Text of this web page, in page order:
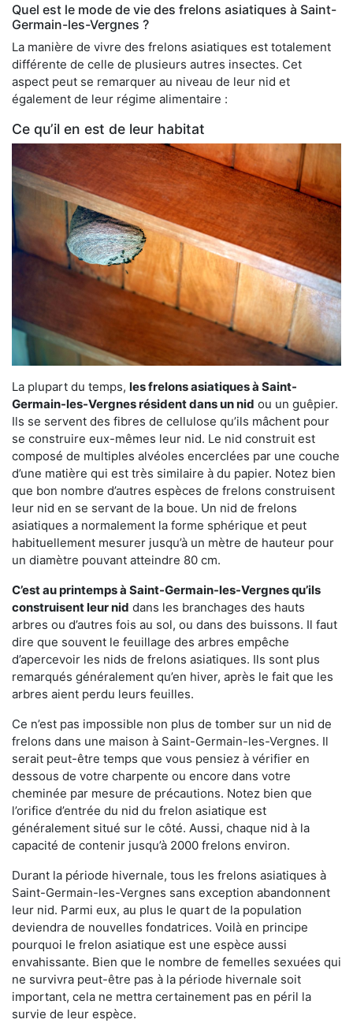
Quel est le mode de vie des frelons asiatiques à Saint-
Germain-les-Vergnes ?
La manière de vivre des frelons asiatiques est totalement
différente de celle de plusieurs autres insectes. Cet
aspect peut se remarquer au niveau de leur nid et
également de leur régime alimentaire :
Ce qu’il en est de leur habitat
La plupart du temps, les frelons asiatiques à Saint-
Germain-les-Vergnes résident dans un nid ou un guêpier.
Ils se servent des fibres de cellulose qu’ils mâchent pour
se construire eux-mêmes leur nid. Le nid construit est
composé de multiples alvéoles encerclées par une couche
d’une matière qui est très similaire à du papier. Notez bien
que bon nombre d’autres espèces de frelons construisent
leur nid en se servant de la boue. Un nid de frelons
asiatiques a normalement la forme sphérique et peut
habituellement mesurer jusqu’à un mètre de hauteur pour
un diamètre pouvant atteindre 80 cm.
C’est au printemps à Saint-Germain-les-Vergnes qu’ils
construisent leur nid dans les branchages des hauts
arbres ou d’autres fois au sol, ou dans des buissons. Il faut
dire que souvent le feuillage des arbres empêche
d’apercevoir les nids de frelons asiatiques. Ils sont plus
remarqués généralement qu’en hiver, après le fait que les
arbres aient perdu leurs feuilles.
Ce n’est pas impossible non plus de tomber sur un nid de
frelons dans une maison à Saint-Germain-les-Vergnes. Il
serait peut-être temps que vous pensiez à vérifier en
dessous de votre charpente ou encore dans votre
cheminée par mesure de précautions. Notez bien que
l’orifice d’entrée du nid du frelon asiatique est
généralement situé sur le côté. Aussi, chaque nid à la
capacité de contenir jusqu’à 2000 frelons environ.
Durant la période hivernale, tous les frelons asiatiques à
Saint-Germain-les-Vergnes sans exception abandonnent
leur nid. Parmi eux, au plus le quart de la population
deviendra de nouvelles fondatrices. Voilà en principe
pourquoi le frelon asiatique est une espèce aussi
envahissante. Bien que le nombre de femelles sexuées qui
ne survivra peut-être pas à la période hivernale soit
important, cela ne mettra certainement pas en péril la
survie de leur espèce.